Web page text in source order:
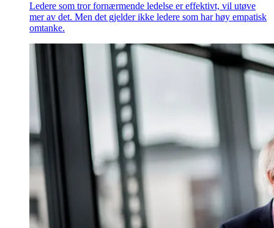
Ledere som tror fornærmende ledelse er effektivt, vil utøve
mer av det. Men det gjelder ikke ledere som har høy empatisk
omtanke.